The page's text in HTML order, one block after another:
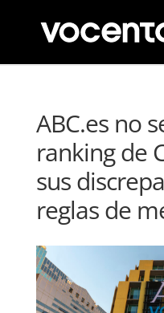
ABC.es no
ranking de
sus
reglas de